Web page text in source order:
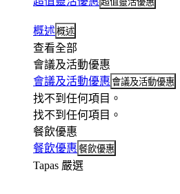
概述概述
查看全部
會議及活動優惠
會議及活動優惠 會議及活動優惠
找不到任何項目。
找不到任何項目。
餐飲優惠
餐飲優惠 餐飲優惠
Tapas 嚴選